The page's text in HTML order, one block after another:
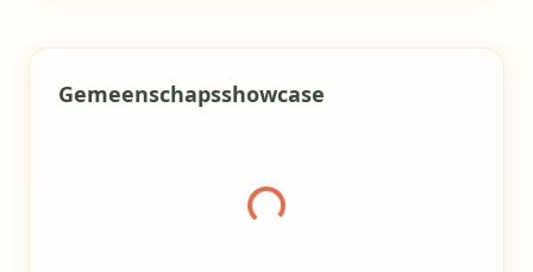
Gemeenschapsshowcase
Galerij laden